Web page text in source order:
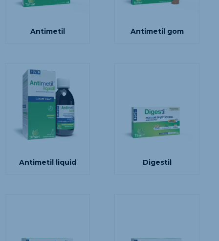
Antimetil Antimetil gom
Antimetil liquid Digestil